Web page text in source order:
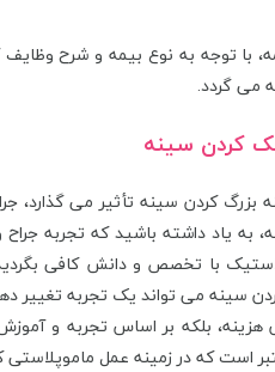
با توجه به نوع بیمه و شرح
می گردد.
کردن سینه
بزرگ کردن سینه تأثیر می
به یاد داشته باشید که تجربه
با تخصص و دانش کافی
سینه می تواند یک تجربه تغییر
هزینه، بلکه بر اساس تجربه و
است که در زمینه عمل ماموپلاستی